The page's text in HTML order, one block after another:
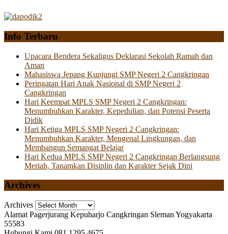
Info Terbaru
Upacara Bendera Sekaligus Deklarasi Sekolah Ramah dan
Aman
Mahasiswa Jepang Kunjungi SMP Negeri 2 Cangkringan
Peringatan Hari Anak Nasional di SMP Negeri 2
Cangkringan
Hari Keempat MPLS SMP Negeri 2 Cangkringan:
Menumbuhkan Karakter, Kepedulian, dan Potensi Peserta
Didik
Hari Ketiga MPLS SMP Negeri 2 Cangkringan:
Menumbuhkan Karakter, Mengenal Lingkungan, dan
Membangun Semangat Belajar
Hari Kedua MPLS SMP Negeri 2 Cangkringan Berlangsung
Meriah, Tanamkan Disiplin dan Karakter Sejak Dini
Archives
Archives
Alamat Pagerjurang Kepuharjo Cangkringan Sleman Yogyakarta
55583